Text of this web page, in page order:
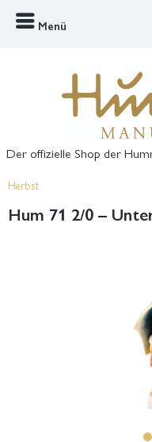
Menü
Der offizielle Shop der
Herbst
Hum 71 2/0 –